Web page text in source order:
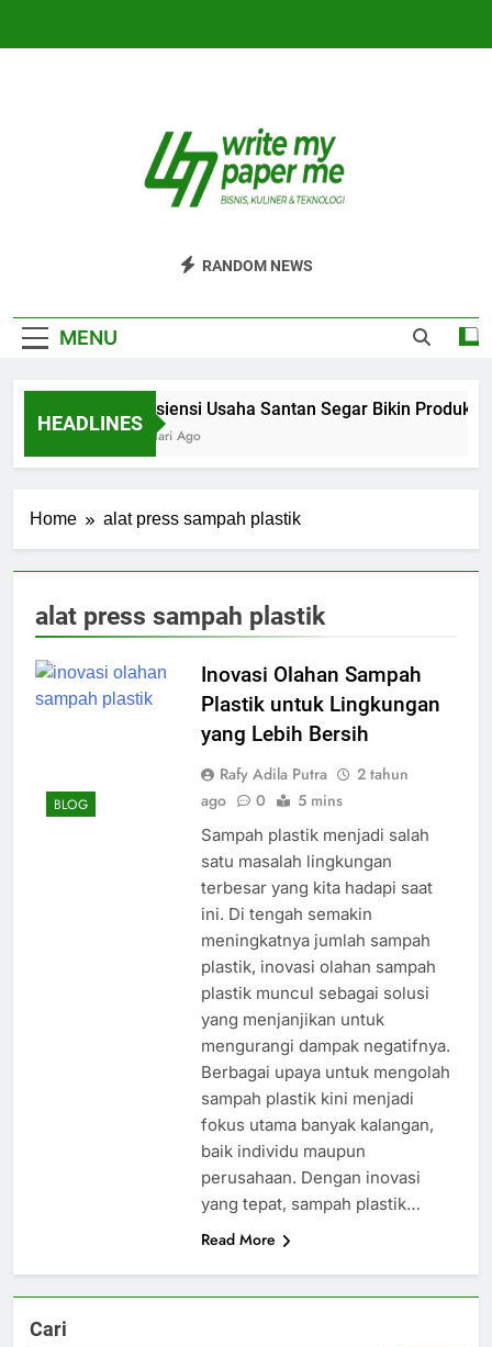
Bisnis, Kuliner, Teknologi
RANDOM NEWS
MENU
HEADLINES
Efisiensi Usaha Santan Segar Bikin Produksi
2 Hari Ago
Home alat press sampah plastik
alat press sampah plastik
BLOG
Inovasi Olahan Sampah
Plastik untuk Lingkungan
yang Lebih Bersih
Rafy Adila Putra
2 tahun
ago
0 5 mins
Sampah plastik menjadi salah
satu masalah lingkungan
terbesar yang kita hadapi saat
ini. Di tengah semakin
meningkatnya jumlah sampah
plastik, inovasi olahan sampah
plastik muncul sebagai solusi
yang menjanjikan untuk
mengurangi dampak negatifnya.
Berbagai upaya untuk mengolah
sampah plastik kini menjadi
fokus utama banyak kalangan,
baik individu maupun
perusahaan. Dengan inovasi
yang tepat, sampah plastik…
Read More
Cari